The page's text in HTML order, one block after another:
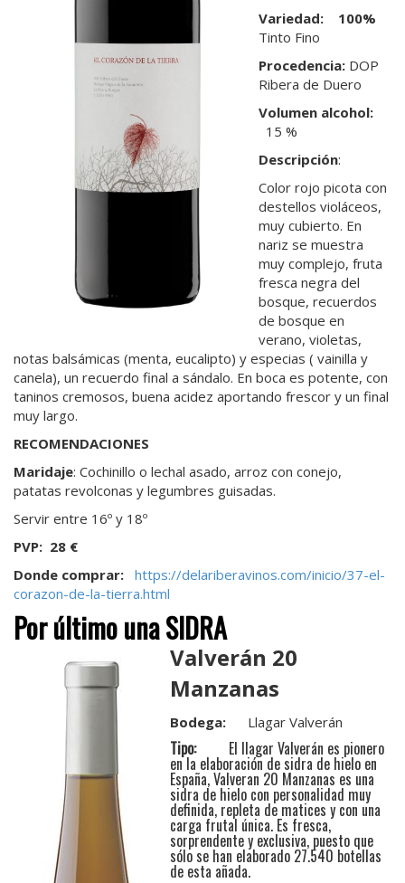
Variedad: 100%
Tinto Fino
Procedencia: DOP
Ribera de Duero
Volumen alcohol:
15 %
Descripción:
Color rojo picota con
destellos violáceos,
muy cubierto. En
nariz se muestra
muy complejo, fruta
fresca negra del
bosque, recuerdos
de bosque en
verano, violetas,
notas balsámicas (menta, eucalipto) y especias ( vainilla y
canela), un recuerdo final a sándalo. En boca es potente, con
taninos cremosos, buena acidez aportando frescor y un final
muy largo.
RECOMENDACIONES
Maridaje: Cochinillo o lechal asado, arroz con conejo,
patatas revolconas y legumbres guisadas.
Servir entre 16º y 18º
PVP: 28 €
Donde comprar: https://delariberavinos.com/inicio/37-el-
corazon-de-la-tierra.html
Por último una SIDRA
Valverán 20
Manzanas
Bodega: Llagar Valverán
Tipo: El llagar Valverán es pionero
en la elaboración de sidra de hielo en
España, Valveran 20 Manzanas es una
sidra de hielo con personalidad muy
definida, repleta de matices y con una
carga frutal única. Es fresca,
sorprendente y exclusiva, puesto que
sólo se han elaborado 27.540 botellas
de esta añada.